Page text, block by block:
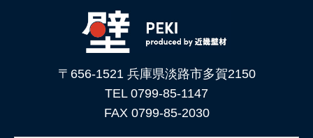
〒656-1521 兵庫県淡路市多賀2150
TEL 0799-85-1147
FAX 0799-85-2030